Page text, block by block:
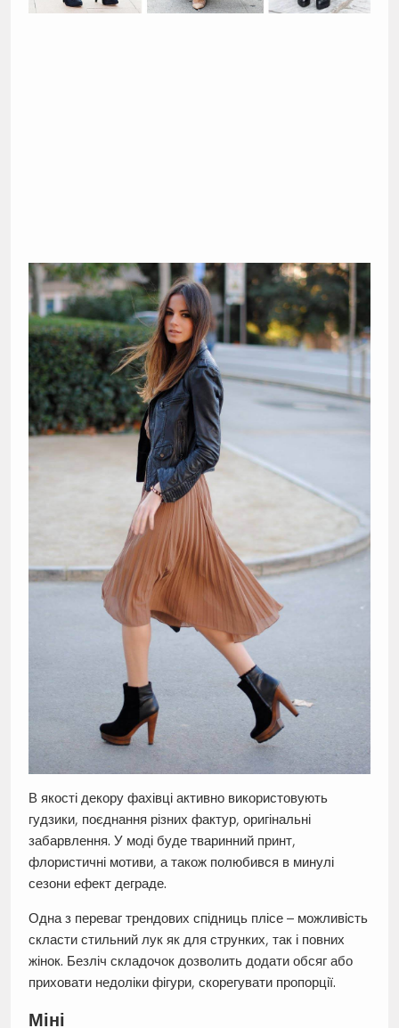
В якості декору фахівці активно використовують
гудзики, поєднання різних фактур, оригінальні
забарвлення. У моді буде тваринний принт,
флористичні мотиви, а також полюбився в минулі
сезони ефект деграде.
Одна з переваг трендових спідниць плісе – можливість
скласти стильний лук як для струнких, так і повних
жінок. Безліч складочок дозволить додати обсяг або
приховати недоліки фігури, скорегувати пропорції.
Міні